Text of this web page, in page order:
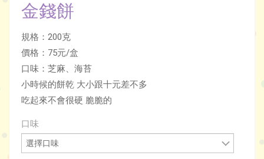
金錢餅
規格：200克
價格：75元/盒
口味：芝麻、海苔
小時候的餅乾 大小跟十元差不多
吃起來不會很硬 脆脆的
口味